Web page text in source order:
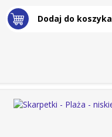
Dodaj do koszyka